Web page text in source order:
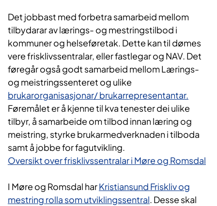
Det jobbast med forbetra samarbeid mellom
tilbydarar av lærings- og mestringstilbod i
kommuner og helseføretak. Dette kan til dømes
vere frisklivssentralar, eller fastlegar og NAV. Det
føregår også godt samarbeid mellom Lærings-
og meistringssenteret og ulike
brukarorganisasjonar/ brukarrepresentantar.
Føremålet er å kjenne til kva tenester dei ulike
tilbyr, å samarbeide om tilbod innan læring og
meistring, styrke brukarmedverknaden i tilboda
samt å jobbe for fagutvikling.
Oversikt over frisklivssentralar i Møre og Romsdal
I Møre og Romsdal harKristiansund Friskliv og
mestring rolla som u​tviklingssentral. Desse skal